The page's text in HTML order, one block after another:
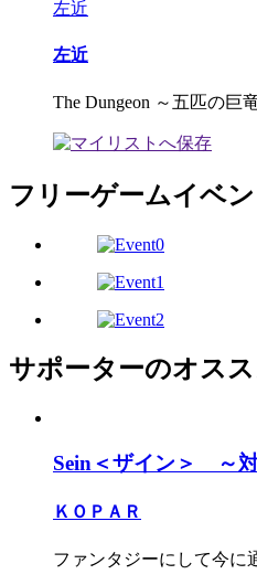
左近
左近
The Dungeon ～五匹の巨
フリーゲームイベン
サポーターのオス
Sein＜ザイン＞ ～
ＫＯＰＡＲ
ファンタジーにして今に